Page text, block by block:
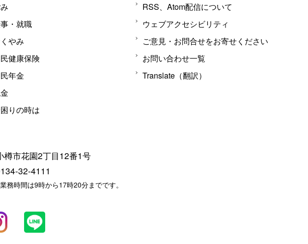
・就職
やみ
健康保険
年金
りの時は
RSS、Atom配信について
ウェブアクセシビリティ
ご意見・お問合せをお寄せください
お問い合わせ一覧
Translate（翻訳）
樽市花園2丁目12番1号
32-4111
務時間は9時から17時20分までです。